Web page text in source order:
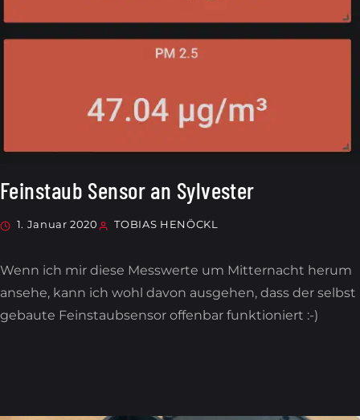
Feinstaub Sensor an Sylvester
1. Januar 2020 TOBIAS HENÖCKL
Wenn ich mir diese Messwerte um Mitternacht herum
ansehe, kann ich wohl davon ausgehen, dass der selbst
gebaute Feinstaubsensor offenbar funktioniert :-)